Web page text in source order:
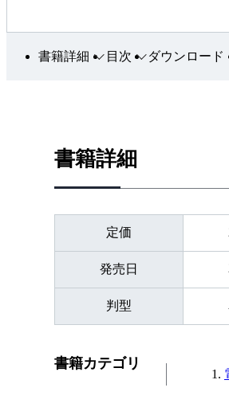
書籍詳細 目次 ダウンロード
書籍詳細
定価
発売日
判型
書籍カテゴリ